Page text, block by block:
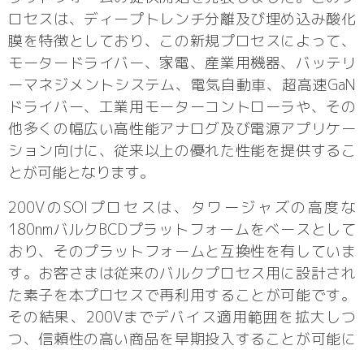
ロセスは、ディープトレンチ分離及び埋め込み酸化
膜を特徴としており、この新規プロセスによって、
モータードライバー、家電、産業用機器、バッテリ
ーマネジメントシステム、電気自動車、超高速GaN
ドライバー、工業用モーターコントローラや、その
他多くの幅広い高性能アナログ及び電源アプリケー
ション向けに、従来以上の優れた性能を提供するこ
とが可能となります。
200VのSOIプロセスは、タワージャズの高度な
180nmバルクBCDプラットフォームをベースとして
おり、そのプラットフォームと互換性を有していま
す。お客さまは従来のバルクプロセス用に設計され
た素子を本プロセスで再利用することが可能です。
その結果、200Vまでデバイス適用範囲を拡大しつ
つ、信頼性の高い商品を早期投入することが可能に